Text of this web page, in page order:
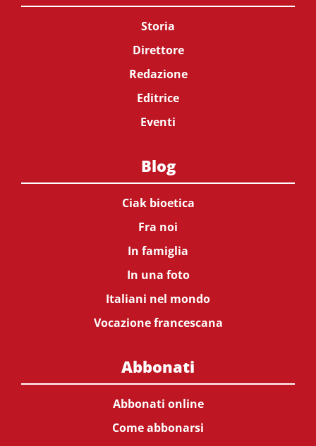
Storia
Direttore
Redazione
Editrice
Eventi
Blog
Ciak bioetica
Fra noi
In famiglia
In una foto
Italiani nel mondo
Vocazione francescana
Abbonati
Abbonati online
Come abbonarsi